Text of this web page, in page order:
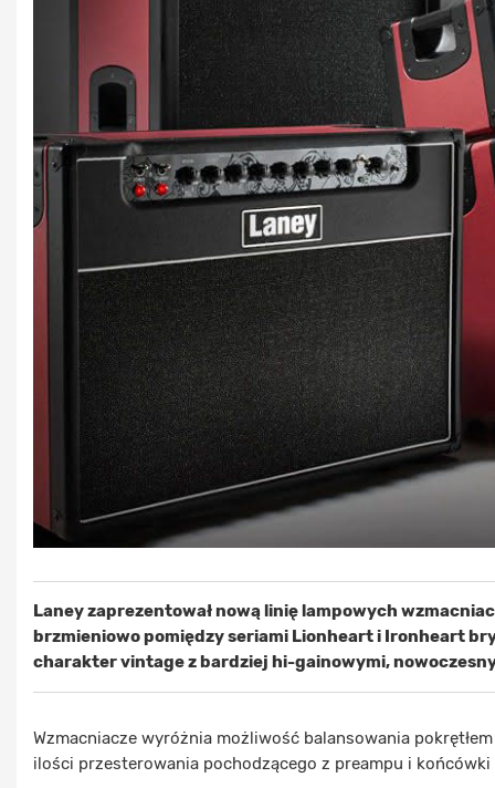
Laney zaprezentował nową linię lampowych
brzmieniowo pomiędzy seriami Lionheart i Ironheart
charakter vintage z bardziej hi-gainowymi,
Wzmacniacze wyróżnia możliwość balansowania
ilości przesterowania pochodzącego z preampu i końcówki